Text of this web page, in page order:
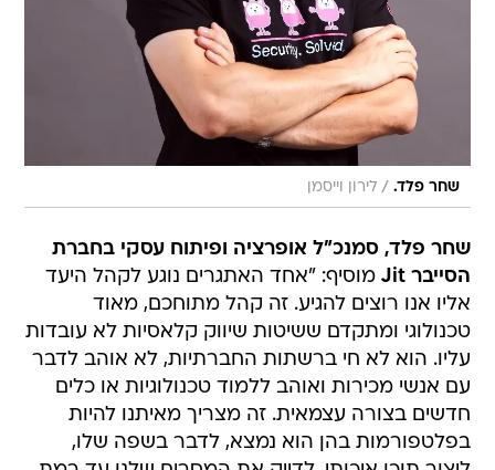
שחר פלד. / לירון וייסמן
שחר פלד, סמנכ"ל אופרציה ופיתוח עסקי בחברת
הסייבר Jit
מוסיף: "אחד האתגרים נוגע לקהל היעד
אליו אנו רוצים להגיע. זה קהל מתוחכם, מאוד
טכנולוגי ומתקדם ששיטות שיווק קלאסיות לא עובדות
עליו. הוא לא חי ברשתות החברתיות, לא אוהב לדבר
עם אנשי מכירות ואוהב ללמוד טכנולוגיות או כלים
חדשים בצורה עצמאית. זה מצריך מאיתנו להיות
בפלטפורמות בהן הוא נמצא, לדבר בשפה שלו,